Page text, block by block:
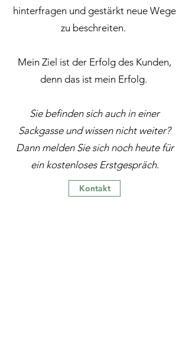
hinterfragen und gestärkt neue Wege
zu beschreiten.
Mein Ziel ist der Erfolg des Kunden,
denn das ist mein Erfolg.
Sie befinden sich auch in einer
Sackgasse und wissen nicht weiter?
Dann melden Sie sich noch heute für
ein kostenloses Erstgespräch.
Kontakt